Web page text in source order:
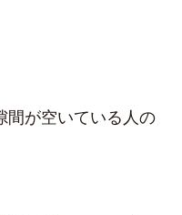
間が空いている人の